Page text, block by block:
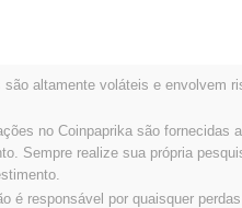
está se
LarryCucoinmber ganhou0.00%,
na ação de preço de
altamente voláteis e envolvem
no Coinpaprika são fornecidas
Sempre realize sua própria
é responsável por quaisquer